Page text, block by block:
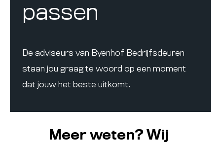
passen
De adviseurs van Byenhof Bedrijfsdeuren
staan jou graag te woord op een moment
dat jouw het beste uitkomt.
Meer weten? Wij